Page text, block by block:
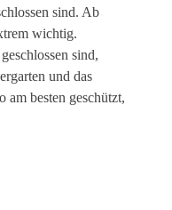
sind. Ab
wichtig.
sind,
und das
am besten geschützt,